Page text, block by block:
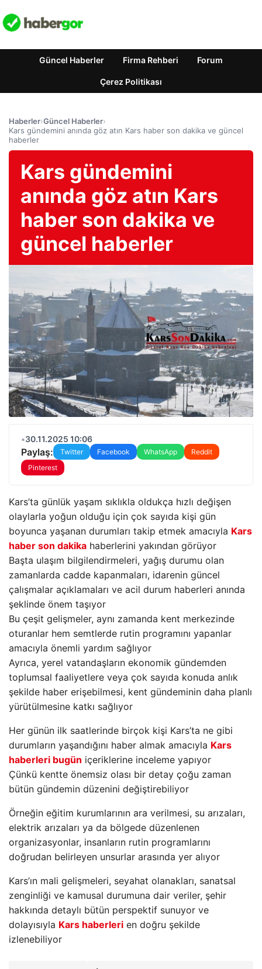
Güncel Haberler Firma Rehberi Forum
Çerez Politikası
Haberler›Güncel Haberler›
Kars gündemini anında göz atın Kars haber son dakika ve güncel
haberler
Kars gündemini
anında göz atın Kars
haber son dakika ve
güncel haberler
•30.11.2025 10:06
Paylaş: Twitter Facebook WhatsApp
Reddit
Pinterest
Kars’ta günlük yaşam sıklıkla oldukça hızlı değişen
olaylarla yoğun olduğu için çok sayıda kişi gün
boyunca yaşanan durumları takip etmek amacıyla Kars
haber son dakika haberlerini yakından görüyor
Başta ulaşım bilgilendirmeleri, yağış durumu olan
zamanlarda cadde kapanmaları, idarenin güncel
çalışmalar açıklamaları ve acil durum haberleri anında
şeklinde önem taşıyor
Bu çeşit gelişmeler, aynı zamanda kent merkezinde
oturanlar hem semtlerde rutin programını yapanlar
amacıyla önemli yardım sağlıyor
Ayrıca, yerel vatandaşların ekonomik gündemden
toplumsal faaliyetlere veya çok sayıda konuda anlık
şekilde haber erişebilmesi, kent gündeminin daha planlı
yürütülmesine katkı sağlıyor
Her günün ilk saatlerinde birçok kişi Kars’ta ne gibi
durumların yaşandığını haber almak amacıyla Kars
haberleri bugün içeriklerine inceleme yapıyor
Çünkü kentte önemsiz olası bir detay çoğu zaman
bütün gündemin düzenini değiştirebiliyor
Örneğin eğitim kurumlarının ara verilmesi, su arızaları,
elektrik arızaları ya da bölgede düzenlenen
organizasyonlar, insanların rutin programlarını
doğrudan belirleyen unsurlar arasında yer alıyor
Kars’ın mali gelişmeleri, seyahat olanakları, sanatsal
zenginliği ve kamusal durumuna dair veriler, şehir
hakkında detaylı bütün perspektif sunuyor ve
dolayısıyla Kars haberleri en doğru şekilde
izlenebiliyor